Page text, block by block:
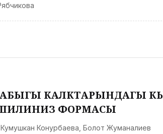
КАЛКТАРЫНДАГЫ
ШИЛИНИЗ ФОРМАСЫ
Кумушкан Конурбаева Болот Жуманалиев